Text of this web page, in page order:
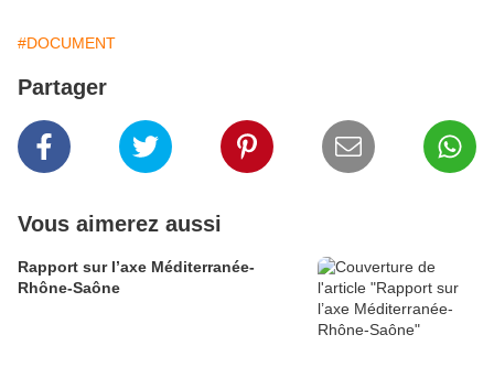
#DOCUMENT
Partager
Vous aimerez aussi
Rapport sur l’axe Méditerranée-
Rhône-Saône